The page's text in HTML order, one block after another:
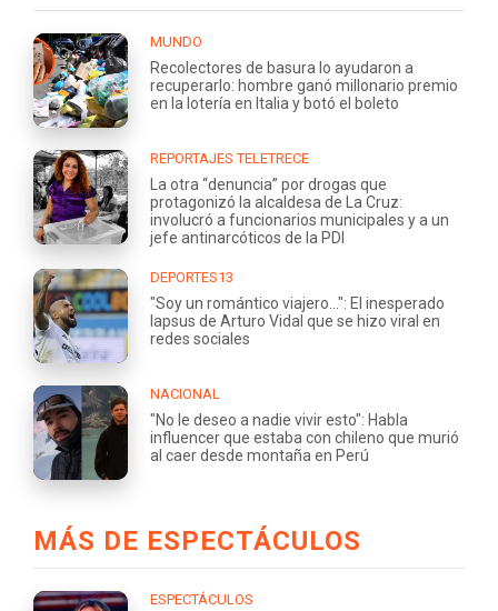
MUNDO
Recolectores de basura lo ayudaron a
recuperarlo: hombre ganó millonario premio
en la lotería en Italia y botó el boleto
REPORTAJES TELETRECE
La otra “denuncia” por drogas que
protagonizó la alcaldesa de La Cruz:
involucró a funcionarios municipales y a un
jefe antinarcóticos de la PDI
DEPORTES13
"Soy un romántico viajero...": El inesperado
lapsus de Arturo Vidal que se hizo viral en
redes sociales
NACIONAL
"No le deseo a nadie vivir esto": Habla
influencer que estaba con chileno que murió
al caer desde montaña en Perú
MÁS DE ESPECTÁCULOS
ESPECTÁCULOS